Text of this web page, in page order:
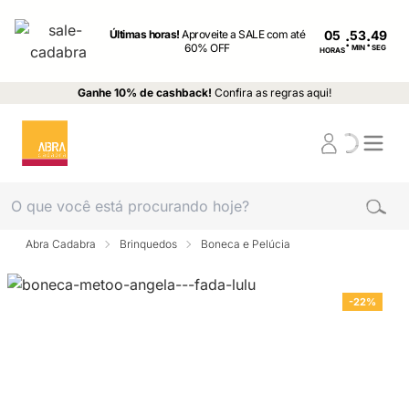
Últimas horas!Aproveite a SALE com até
60% OFF
05
HORAS: MIN : SEG
Ganhe 10% de cashback! Confira as regras aqui!
Abra Cadabra Brinquedos Boneca e Pelúcia
-22%